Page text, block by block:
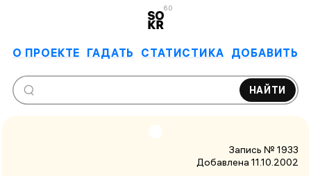
6.0
О ПРОЕКТЕ ГАДАТЬ СТАТИСТИКА ДОБАВИТЬ
НАЙТИ
Запись № 1933
Добавлена 11.10.2002